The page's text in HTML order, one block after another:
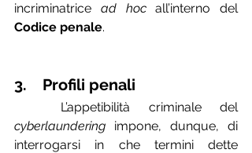
incriminatrice ad hoc
all’interno del
Codice penale.
3.    Profili penali
	L’appetibilità criminale del
cyberlaundering impone, dunque, di
interrogarsi in che termini dette